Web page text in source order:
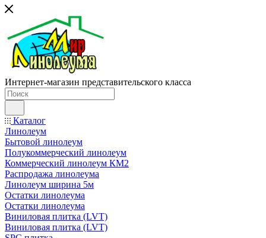
Интернет-магазин представительского класса
Каталог
Линолеум
Бытовой линолеум
Полукоммерческий линолеум
Коммерческий линолеум КМ2
Распродажа линолеума
Линолеум ширина 5м
Остатки линолеума
Остатки линолеума
Виниловая плитка (LVT)
Виниловая плитка (LVT)